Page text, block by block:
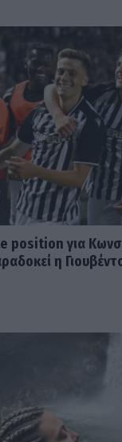
στο Μιλάνο!
position για
η